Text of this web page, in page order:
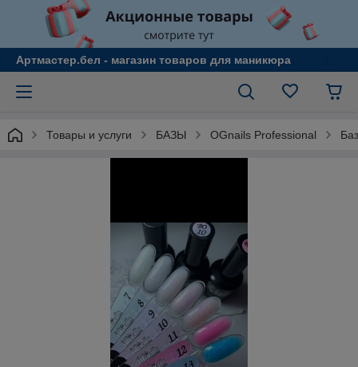
Артмастер.бел - магазин товаров для маникюра
Товары и услуги БАЗЫ OGnails Professional